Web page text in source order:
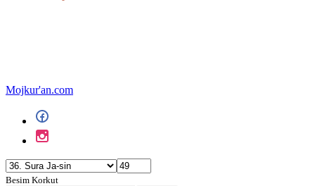
Mojkur'an.com
Besim Korkut